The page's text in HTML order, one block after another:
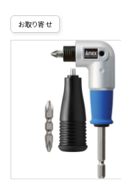
お取り寄せ